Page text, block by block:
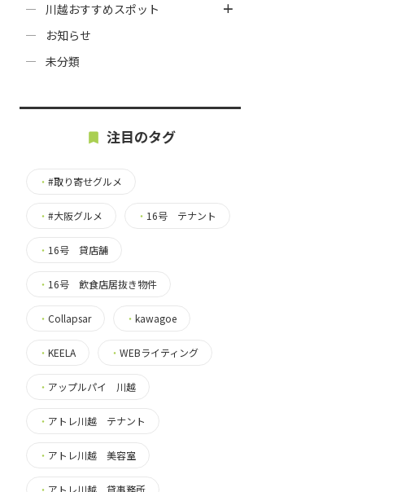
川越おすすめスポット
お知らせ
未分類
注目のタグ
・ #取り寄せグルメ
・ #大阪グルメ ・ 16号 テナント
・ 16号 貸店舗
・ 16号 飲食店居抜き物件
・ Collapsar ・ kawagoe
・ KEELA ・ WEBライティング
・ アップルパイ 川越
・ アトレ川越 テナント
・ アトレ川越 美容室
・ アトレ川越 貸事務所